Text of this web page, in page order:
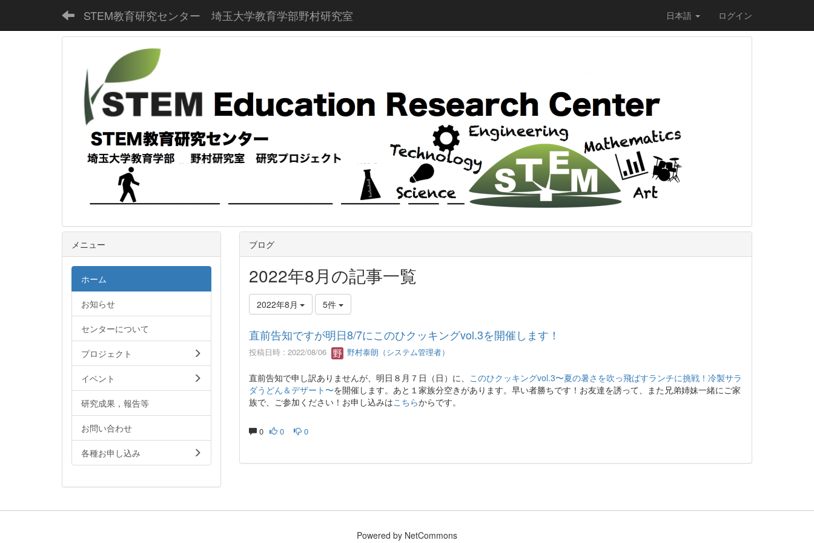
STEM教育研究センター 埼玉大学教育学部野村研究室 日本語 ログイン
ブログ
2022年8月の記事一覧
2022年8月 5件
直前告知ですが明日8/7にこのひクッキングvol.3を開催します！
投稿日時 : 2022/08/06 野村泰朗（システム管理者）
直前告知で申し訳ありませんが、明日８月７日（日）に、
このひクッキングvol.3〜夏の暑さを吹っ飛ばすランチに挑戦！冷製サラ
ダうどん＆デザート〜を開催します。あと１家族分空きがあります。早い者勝ちです！お友達を誘って、また兄弟姉妹一緒にご家
族で、ご参加ください！お申し込みはこちらからです。
0 0 0
メニュー
ホーム
お知らせ
センターについて
プロジェクト
イベント
研究成果，報告等
お問い合わせ
各種お申し込み
Powered by NetCommons